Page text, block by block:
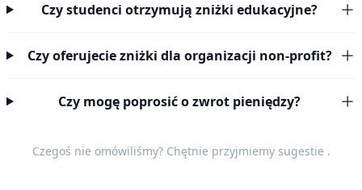
Czy studenci otrzymują zniżki edukacyjne?
Czy oferujecie zniżki dla organizacji non-profit?
Czy mogę poprosić o zwrot pieniędzy?
Czegoś nie omówiliśmy? Chętnie przyjmiemy sugestie .